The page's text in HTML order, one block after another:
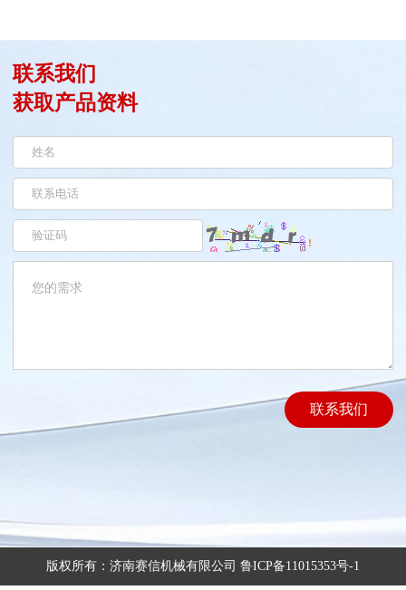
联系我们
获取产品资料
联系我们
版权所有：济南赛信机械有限公司 鲁ICP备11015353号-1